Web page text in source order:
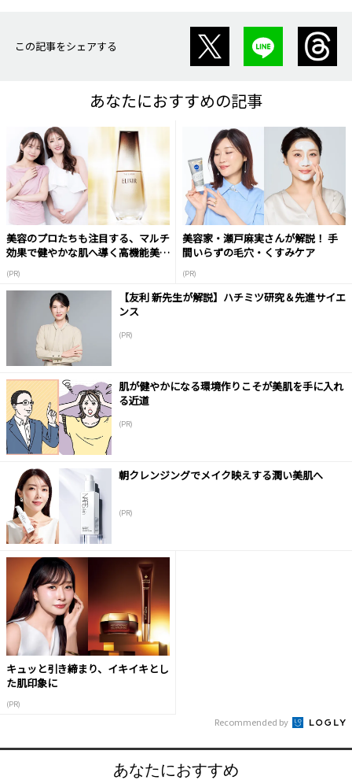
この記事をシェアする
あなたにおすすめの記事
美容のプロたちも注目する、マルチ
効果で健やかな肌へ導く高機能美容
(PR)
美容家・瀬戸麻実さんが解説！ 手
間いらずの毛穴・くすみケア
(PR)
【友利 新先生が解説】ハチミツ研究＆先進サイエ
ンス
(PR)
肌が健やかになる環境作りこそが美肌を手に入れ
る近道
(PR)
朝クレンジングでメイク映えする潤い美肌へ
(PR)
キュッと引き締まり、イキイキとし
た肌印象に
(PR)
Recommended by
あなたにおすすめ